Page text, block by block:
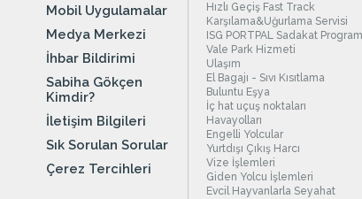
Mobil Uygulamalar
Medya Merkezi
İhbar Bildirimi
Sabiha Gökçen
Kimdir?
İletişim Bilgileri
Sık Sorulan Sorular
Çerez Tercihleri
Hızlı Geçiş Fast Track
Karşılama&Uğurlama Servisi
ISG PORTPAL Sadakat
Vale Park Hizmeti
Ulaşım
El Bagajı - Sıvı Kısıtlama
Buluntu Eşya
İç hat uçuş noktaları
Havayolları
Engelli Yolcular
Yurtdışı Çıkış Harcı
Vize İşlemleri
Giden Yolcu İşlemleri
Evcil Hayvanlarla Seyahat